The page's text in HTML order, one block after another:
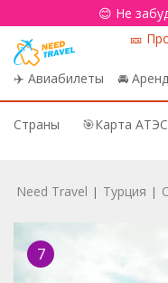
😊 Не
✈️ Авиабилеты 🚘
🎫
Страны 🎯Карта АТЭС
Need Travel | Турция |
7